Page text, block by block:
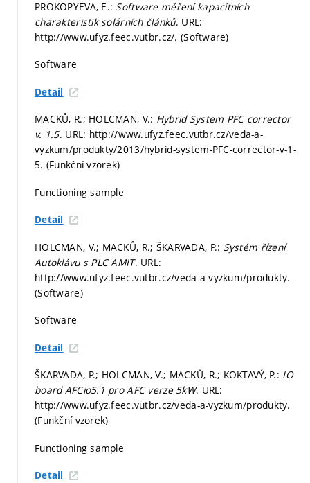
PROKOPYEVA, E.: Software měření kapacitních
charakteristik solárních článků. URL:
http://www.ufyz.feec.vutbr.cz/. (Software)
Software
Detail
MACKŮ, R.; HOLCMAN, V.: Hybrid System PFC corrector
v. 1.5. URL: http://www.ufyz.feec.vutbr.cz/veda-a-
vyzkum/produkty/2013/hybrid-system-PFC-corrector-v-1-
5. (Funkční vzorek)
Functioning sample
Detail
HOLCMAN, V.; MACKŮ, R.; ŠKARVADA, P.: Systém řízení
Autoklávu s PLC AMIT. URL:
http://www.ufyz.feec.vutbr.cz/veda-a-vyzkum/produkty.
(Software)
Software
Detail
ŠKARVADA, P.; HOLCMAN, V.; MACKŮ, R.; KOKTAVÝ, P.: IO
board AFCio5.1 pro AFC verze 5kW. URL:
http://www.ufyz.feec.vutbr.cz/veda-a-vyzkum/produkty.
(Funkční vzorek)
Functioning sample
Detail